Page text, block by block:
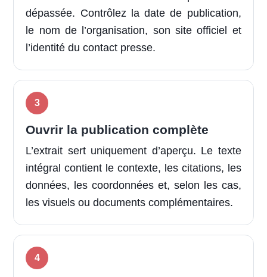
dépassée. Contrôlez la date de publication,
le nom de l’organisation, son site officiel et
l’identité du contact presse.
Ouvrir la publication complète
L’extrait sert uniquement d’aperçu. Le texte
intégral contient le contexte, les citations, les
données, les coordonnées et, selon les cas,
les visuels ou documents complémentaires.